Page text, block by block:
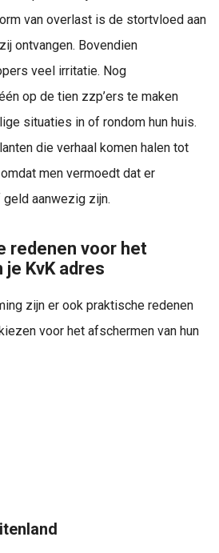
van overlast is de stortvloed aan
ontvangen. Bovendien
veel irritatie. Nog
op de tien zzp’ers te maken
situaties in of rondom hun huis.
die verhaal komen halen tot
men vermoedt dat er
aanwezig zijn.
redenen voor het
KvK adres
zijn er ook praktische redenen
voor het afschermen van hun